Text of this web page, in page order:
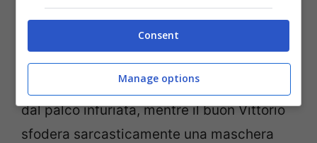
invitato a fare lo stesso, nel rispetto di chi
in questi mesi si è ammalato di
Coronavirus. Di fronte a uno Sgarbi fermo
sulla sua posizione la Serraiocco se ne va
dal palco infuriata, mentre il buon Vittorio
sfodera sarcasticamente una maschera
Consent
Manage options